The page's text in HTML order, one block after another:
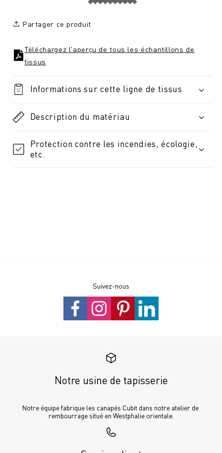
Partager ce produit
Téléchargez l'aperçu de tous les échantillons de
tissus
Informations sur cette ligne de tissus
Description du matériau
Protection contre les incendies, écologie,
etc.
Suivez-nous
Notre usine de tapisserie
Notre équipe fabrique les canapés Cubit dans notre atelier de
rembourrage situé en Westphalie orientale.